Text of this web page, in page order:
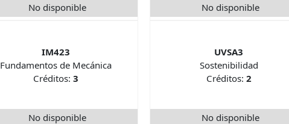
No disponible
IM423
Fundamentos de Mecánica
Créditos:3
No disponible
No disponible
UVSA3
Sostenibilidad
Créditos: 2
No disponible